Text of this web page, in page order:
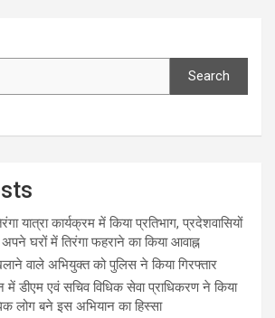
Search
यात्रा कार्यक्रम में किया प्रतिभाग, प्रदेशवासियों
घरों में तिरंगा फहराने का किया आवाह्न
वाले अभियुक्त को पुलिस ने किया गिरफ्तार
में डीएम एवं सचिव विधिक सेवा प्राधिकरण ने किया
लोग बने इस अभियान का हिस्सा